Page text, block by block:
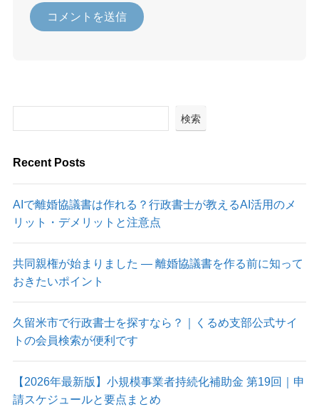
検索
Recent Posts
AIで離婚協議書は作れる？行政書士が教えるAI活用のメ
リット・デメリットと注意点
共同親権が始まりました ― 離婚協議書を作る前に知って
おきたいポイント
久留米市で行政書士を探すなら？｜くるめ支部公式サイ
トの会員検索が便利です
【2026年最新版】小規模事業者持続化補助金 第19回｜申
請スケジュールと要点まとめ